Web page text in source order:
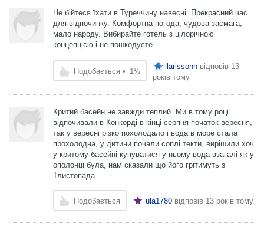
Не бійтеся їхати в Туреччину навесні. Прекрасний час
для відпочинку. Комфортна погода, чудова засмага,
мало народу. Вибирайте готель з цілорічною
концепцією і не пошкодуєте.
Подобається • 1½
larissonn відповів 13
років тому
Критий басейн не завжди теплий. Ми в тому році
відпочивали в Конкорді в кінці серпня-початок вересня,
так у вересні різко похолодало і вода в море стала
прохолодна, у дитини почали соплі текти, вирішили хоч
у критому басейні купуватися у ньому вода взагалі як у
ополонці була, нам сказали що його грітимуть з
1листопада.
Подобається ula1780 відповів 13 років тому